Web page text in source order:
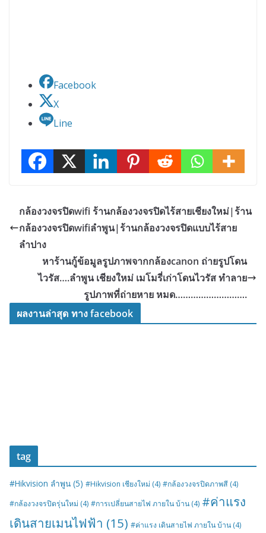
Facebook
X
Line
กล้องวงจรปิดwifi ร้านกล้องวงจรปิดไร้สายเชียงใหม่|ร้าน
กล้องวงจรปิดwifiลำพูน|ร้านกล้องวงจรปิดแบบไร้สาย
ลำปาง
หาร้านกู้ข้อมูลรูปภาพจากกล้องcanon ถ่ายรูปโดน
ไวรัส….ลำพูน เชียงใหม่ เมโมรี่เก่าโดนไวรัส ทำลาย
รูปภาพที่ถ่ายหาย หมด……………………….
ผลงานล่าสุด ทาง facebook
tag
#Hikvision ลำพูน (5) #Hikvision เชียงใหม่ (4) #กล้องวงจรปิดภาพสี (4)
#กล้องวงจรปิดรุ่นใหม่ (4) #การเปลี่ยนสายไฟ ภายใน บ้าน (4) #ค่าแรง
เดินสายเมนไฟฟ้า (15) #ค่าแรง เดินสายไฟ ภายใน บ้าน (4)